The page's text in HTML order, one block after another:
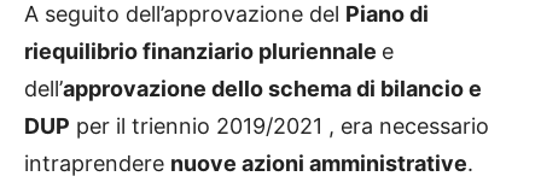
A seguito dell’approvazione del Piano di
riequilibrio finanziario pluriennale e
dell’approvazione dello schema di bilancio e
DUP per il triennio 2019/2021 , era necessario
intraprendere nuove azioni amministrative.